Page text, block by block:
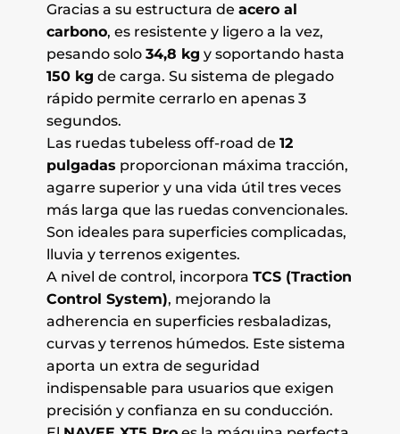
Gracias a su estructura de acero al
carbono, es resistente y ligero a la vez,
pesando solo 34,8 kg y soportando hasta
150 kg de carga. Su sistema de plegado
rápido permite cerrarlo en apenas 3
segundos.
Las ruedas tubeless off-road de 12
pulgadas proporcionan máxima tracción,
agarre superior y una vida útil tres veces
más larga que las ruedas convencionales.
Son ideales para superficies complicadas,
lluvia y terrenos exigentes.
A nivel de control, incorpora TCS (Traction
Control System), mejorando la
adherencia en superficies resbaladizas,
curvas y terrenos húmedos. Este sistema
aporta un extra de seguridad
indispensable para usuarios que exigen
precisión y confianza en su conducción.